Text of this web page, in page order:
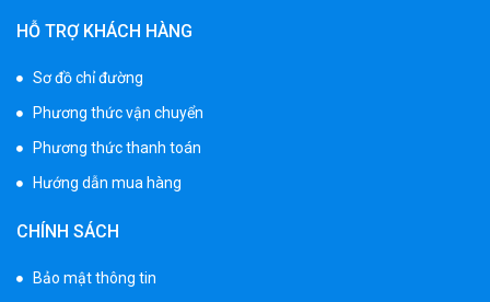
HỖ TRỢ KHÁCH HÀNG
Sơ đồ chỉ đường
Phương thức vận chuyển
Phương thức thanh toán
Hướng dẫn mua hàng
CHÍNH SÁCH
Bảo mật thông tin